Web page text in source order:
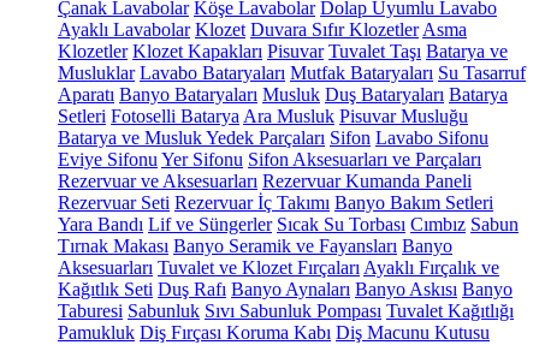
Çanak Lavabolar Köşe Lavabolar Dolap Uyumlu Lavabo
Ayaklı Lavabolar Klozet Duvara Sıfır Klozetler Asma
Klozetler Klozet Kapakları Pisuvar Tuvalet Taşı Batarya ve
Musluklar Lavabo Bataryaları Mutfak Bataryaları Su Tasarruf
Aparatı Banyo Bataryaları Musluk Duş Bataryaları Batarya
Setleri Fotoselli Batarya Ara Musluk Pisuvar Musluğu
Batarya ve Musluk Yedek Parçaları Sifon Lavabo Sifonu
Eviye Sifonu Yer Sifonu Sifon Aksesuarları ve Parçaları
Rezervuar ve Aksesuarları Rezervuar Kumanda Paneli
Rezervuar Seti Rezervuar İç Takımı Banyo Bakım Setleri
Yara Bandı Lif ve Süngerler Sıcak Su Torbası Cımbız Sabun
Tırnak Makası Banyo Seramik ve Fayansları Banyo
Aksesuarları Tuvalet ve Klozet Fırçaları Ayaklı Fırçalık ve
Kağıtlık Seti Duş Rafı Banyo Aynaları Banyo Askısı Banyo
Taburesi Sabunluk Sıvı Sabunluk Pompası Tuvalet Kağıtlığı
Pamukluk Diş Fırçası Koruma Kabı Diş Macunu Kutusu